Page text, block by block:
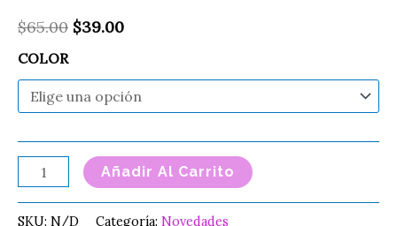
$65.00 $39.00
COLOR
Añadir Al Carrito
SKU: N/D Categoría: Novedades